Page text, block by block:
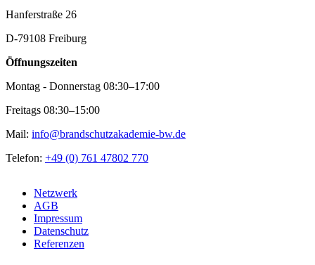
Hanferstraße 26
D-79108 Freiburg
Öffnungszeiten
Montag - Donnerstag 08:30–17:00
Freitags 08:30–15:00
Mail: info@brandschutzakademie-bw.de
Telefon: +49 (0) 761 47802 770
Netzwerk
AGB
Impressum
Datenschutz
Referenzen